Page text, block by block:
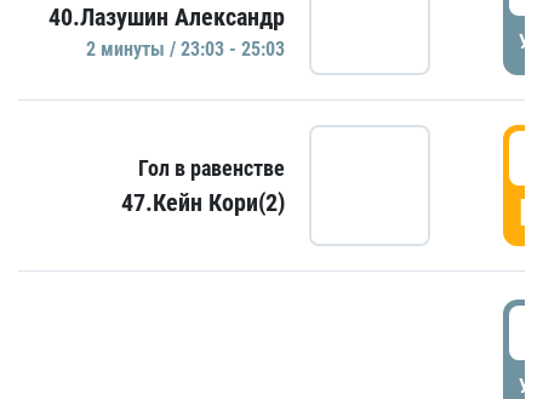
40.Лазушин Александр
2 минуты / 23:03 - 25:03
Гол в равенстве
47.Кейн Кори(2)